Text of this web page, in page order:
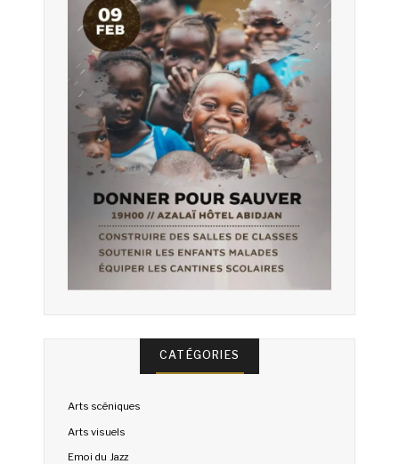
CATÉGORIES
Arts scéniques
Arts visuels
Emoi du Jazz